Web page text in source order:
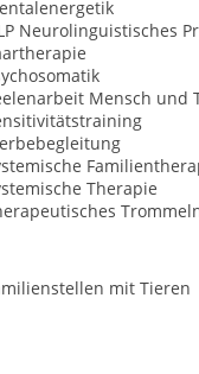
Neurolinguistisches
Mensch und
Therapie
mit Tieren